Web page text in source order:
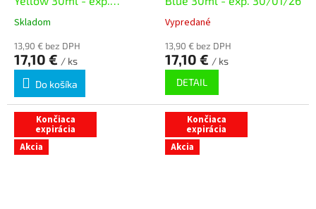
31/01/26
Skladom
13,90 € bez DPH
17,10 € / ks
Do košíka
Vypredané
13,90 € bez DPH
17,10 € / ks
DETAIL
Končiaca
expirácia
Akcia
Končiaca
expirácia
Akcia